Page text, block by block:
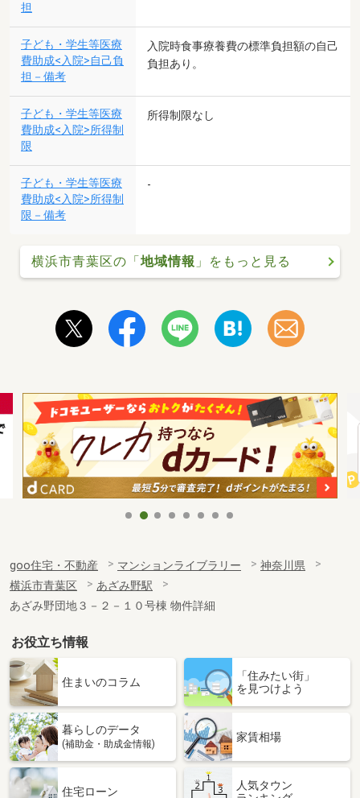
担
子ども・学生等医療
費助成<入院>自己負
担－備考
入院時食事療養費の標準負担額の自己
負担あり。
子ども・学生等医療
費助成<入院>所得制
限
所得制限なし
子ども・学生等医療
費助成<入院>所得制
限－備考
-
横浜市青葉区の「地域情報 」をもっと見る
goo住宅・不動産 マンションライブラリー
神奈川県
横浜市青葉区
あざみ野駅
あざみ野団地３－２－１０号棟 物件詳細
お役立ち情報
住まいのコラム
「住みたい街」
を見つけよう
暮らしのデータ
(補助金・助成金情報)
家賃相場
住宅ローン
人気タウン